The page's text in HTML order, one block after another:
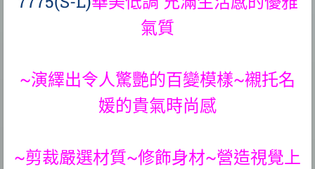
氣質
~演繹出令人驚艷的百變模樣~襯托名
媛的貴氣時尚感
~剪裁嚴選材質~修飾身材~營造視覺上